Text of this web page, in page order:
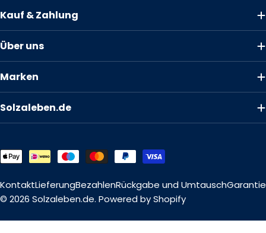
Kauf & Zahlung
Über uns
Marken
Solzaleben.de
Zahlungsmethoden
© 2026 Solzaleben.de. Powered by Shopify
KontaktLieferungBezahlenRückgabe und UmtauschGarantie